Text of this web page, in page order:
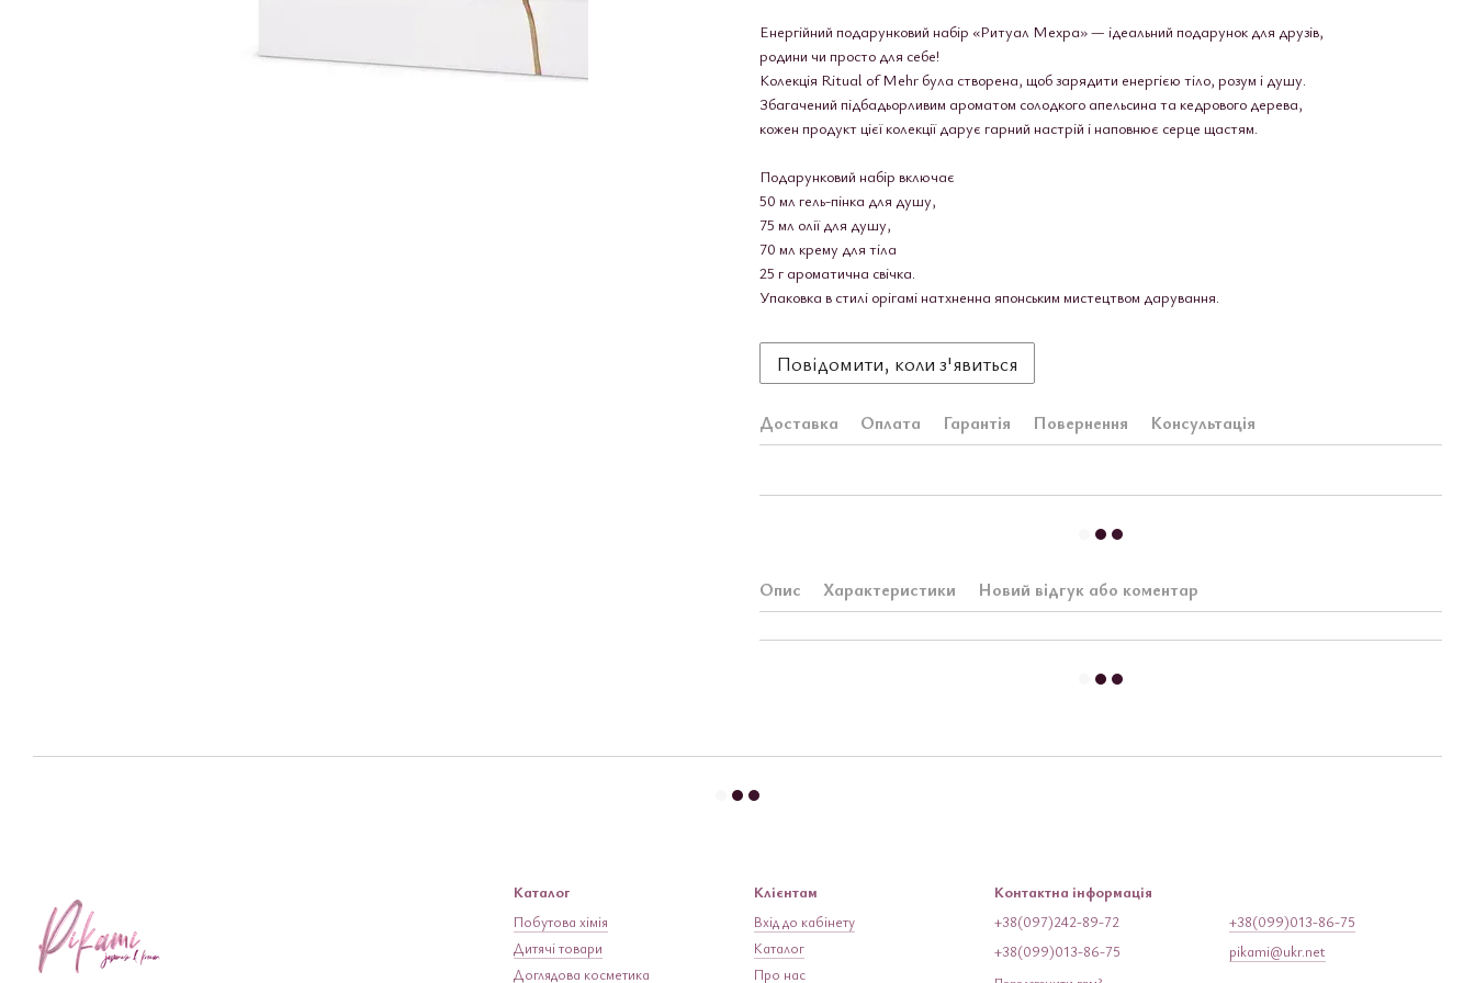
Енергійний подарунковий набір «Ритуал Мехра» — ідеальний подарунок для друзів,
родини чи просто для себе!
Колекція Ritual of Mehr була створена, щоб зарядити енергією тіло, розум і душу.
Збагачений підбадьорливим ароматом солодкого апельсина та кедрового дерева,
кожен продукт цієї колекції дарує гарний настрій і наповнює серце щастям.
Подарунковий набір включає
50 мл гель-пінка для душу,
75 мл олії для душу,
70 мл крему для тіла
25 г ароматична свічка.
Упаковка в стилі орігамі натхненна японським мистецтвом дарування.
Повідомити, коли з'явиться
Доставка Оплата Гарантія Повернення Консультація
Опис Характеристики Новий відгук або коментар
Каталог
Побутова хімія
Дитячі товари
Доглядова косметика
Клієнтам
Вхід до кабінету
Каталог
Про нас
Контактна інформація
+38(097)242-89-72
+38(099)013-86-75
+38(099)013-86-75
pikami@ukr.net